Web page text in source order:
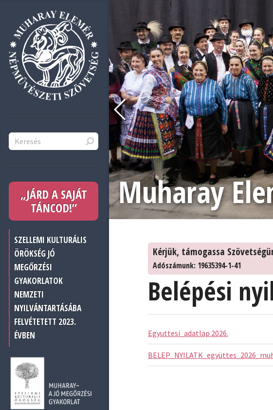
Muharay
Kérjük, támogassa
Adószámunk: 19635394-1-41
Belépési
Egyuttesi_adatlap 2026.
„JÁRD A SAJÁT
TÁNCOD!”
SZELLEMI KULTURÁLIS
ÖRÖKSÉG JÓ
MEGŐRZÉSI
GYAKORLATOK
NEMZETI
NYILVÁNTARTÁSÁBA
FELVÉTETETT 2023.
ÉVBEN